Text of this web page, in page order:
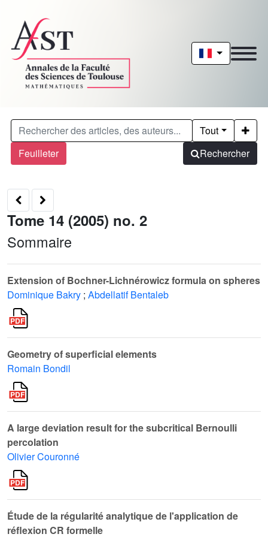
Feuilleter
Tout
Rechercher
Tome 14 (2005) no. 2
Sommaire
Extension of Bochner-Lichnérowicz formula on spheres
Dominique Bakry ; Abdellatif Bentaleb
Geometry of superficial elements
Romain Bondil
A large deviation result for the subcritical Bernoulli
percolation
Olivier Couronné
Étude de la régularité analytique de l'application de
réflexion CR formelle